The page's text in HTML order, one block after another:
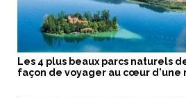
Les 4 plus beaux parcs naturels
façon de voyager au cœur d'une